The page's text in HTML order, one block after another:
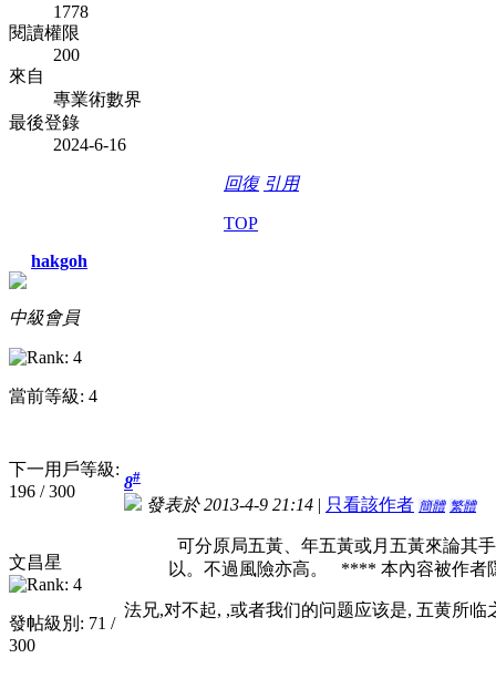
1778
閱讀權限
200
來自
專業術數界
最後登錄
2024-6-16
回復 引用
TOP
hakgoh
中級會員
當前等級: 4
下一用戶等級:
196 / 300
文昌星
發帖級別: 71 /
300
8#
發表於 2013-4-9 21:14 | 只看該作者 簡體 繁體
可分原局五黃、年五黃或月五黃來論其
以。不過風險亦高。 **** 本內容被作
法兄,对不起, ,或者我们的问题应该是, 五黄所